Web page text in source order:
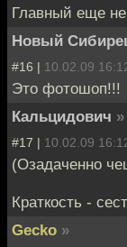
Главный еще
Новый
#16 | 10.02.09
Это фотошоп!!!
Кальцидович »
#17 | 10.02.09
(Озадаченно
Краткость -
Gecko »